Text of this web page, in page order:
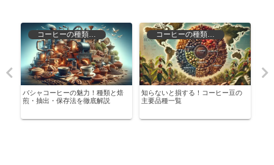
バシャコーヒーの魅力！種類と焙
煎・抽出・保存法を徹底解説
知らないと損する！コーヒー豆の
主要品種一覧